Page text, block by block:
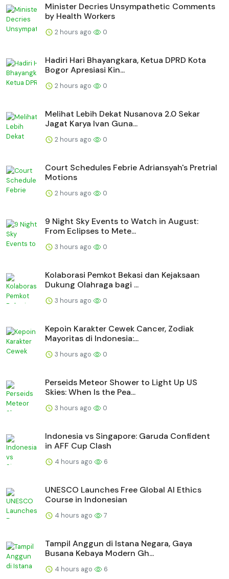
Minister Decries Unsympathetic Comments
by Health Workers
2 hours ago 0
Hadiri Hari Bhayangkara, Ketua DPRD Kota
Bogor Apresiasi Kin...
2 hours ago 0
Melihat Lebih Dekat Nusanova 2.0 Sekar
Jagat Karya Ivan Guna...
2 hours ago 0
Court Schedules Febrie Adriansyah's Pretrial
Motions
2 hours ago 0
9 Night Sky Events to Watch in August:
From Eclipses to Mete...
3 hours ago 0
Kolaborasi Pemkot Bekasi dan Kejaksaan
Dukung Olahraga bagi ...
3 hours ago 0
Kepoin Karakter Cewek Cancer, Zodiak
Mayoritas di Indonesia:...
3 hours ago 0
Perseids Meteor Shower to Light Up US
Skies: When Is the Pea...
3 hours ago 0
Indonesia vs Singapore: Garuda Confident
in AFF Cup Clash
4 hours ago 6
UNESCO Launches Free Global AI Ethics
Course in Indonesian
4 hours ago 7
Tampil Anggun di Istana Negara, Gaya
Busana Kebaya Modern Gh...
4 hours ago 6